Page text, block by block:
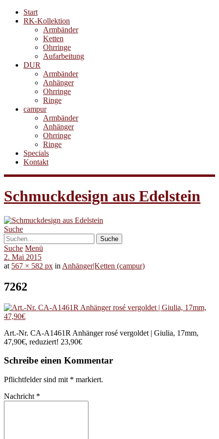
Start
RK-Kollektion
Armbänder
Ketten
Ohrringe
Aufarbeitung
DUR
Armbänder
Anhänger
Ohrringe
Ringe
campur
Armbänder
Anhänger
Ohrringe
Ringe
Specials
Kontakt
Schmuckdesign aus Edelstein
Suche
Suche Menü
2. Mai 2015
at 567 × 582 px in Anhänger|Ketten (campur)
7262
Art.-Nr. CA-A1461R Anhänger rosé vergoldet | Giulia, 17mm,
47,90€, reduziert! 23,90€
Schreibe einen Kommentar
Pflichtfelder sind mit * markiert.
Nachricht *